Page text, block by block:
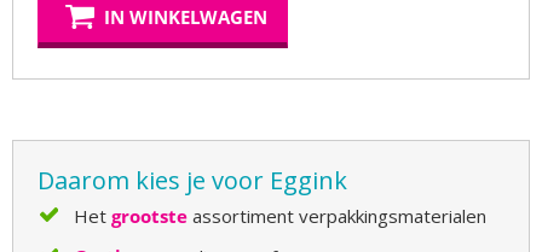
IN WINKELWAGEN
Daarom kies je voor Eggink
Het grootste assortiment verpakkingsmaterialen